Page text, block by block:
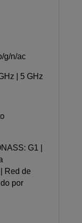
g/n/ac
| 5 GHz
G1 |
Red de
por